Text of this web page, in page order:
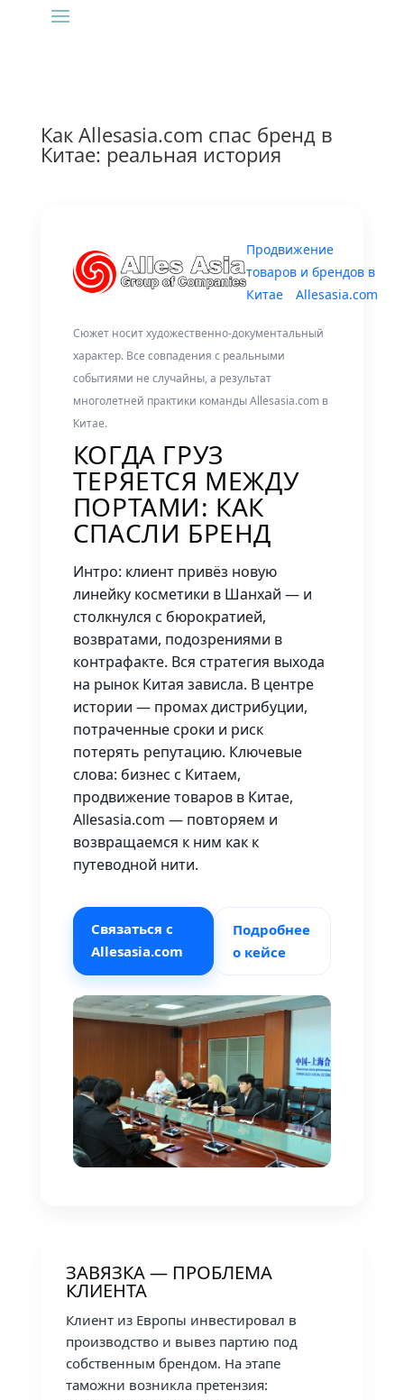
Как Allesasia.com спас бренд в
Китае: реальная история
Продвижение
товаров и брендов в
Китае
Allesasia.com
Сюжет носит художественно-документальный
характер. Все совпадения с реальными
событиями не случайны, а результат
многолетней практики команды Allesasia.com в
Китае.
КОГДА ГРУЗ
ТЕРЯЕТСЯ МЕЖДУ
ПОРТАМИ: КАК
СПАСЛИ БРЕНД
Интро: клиент привёз новую
линейку косметики в Шанхай — и
столкнулся с бюрократией,
возвратами, подозрениями в
контрафакте. Вся стратегия выхода
на рынок Китая зависла. В центре
истории — промах дистрибуции,
потраченные сроки и риск
потерять репутацию. Ключевые
слова: бизнес с Китаем,
продвижение товаров в Китае,
Allesasia.com — повторяем и
возвращаемся к ним как к
путеводной нити.
Связаться с
Allesasia.com
Подробнее
о кейсе
ЗАВЯЗКА — ПРОБЛЕМА
КЛИЕНТА
Клиент из Европы инвестировал в
производство и вывез партию под
собственным брендом. На этапе
таможни возникла претензия: